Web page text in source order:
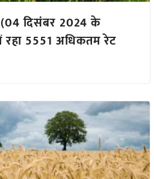
दिसंबर 2024 के
रहा 5551 अधिकतम रेट